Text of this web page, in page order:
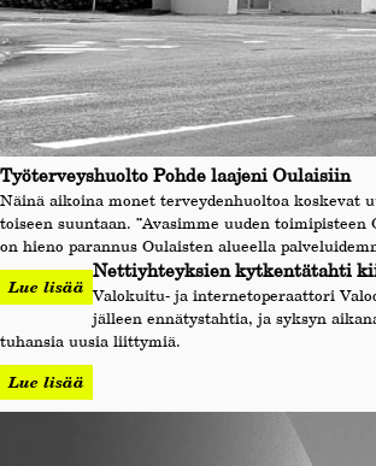
Työterveyshuolto Pohde laajeni Oulaisiin
Näinä aikoina monet terveydenhuoltoa koskevat
toiseen suuntaan. ”Avasimme uuden
on hieno parannus Oulaisten alueella
Lue lisää
Nettiyhteyksien kytkentätahti
Valokuitu- ja internetoperaattori
jälleen ennätystahtia, ja syksyn
tuhansia uusia liittymiä.
Lue lisää